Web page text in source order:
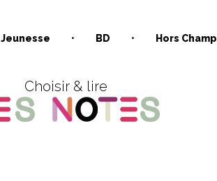
Jeunesse BD Hors Champ
Choisir & lire